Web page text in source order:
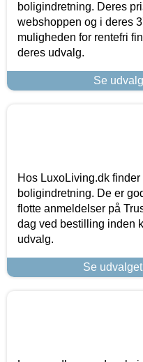
boligindretning. Deres
webshoppen og i deres
muligheden for rentefri
deres udvalg.
Se
Hos LuxoLiving.dk
boligindretning. De er
flotte anmeldelser på
dag ved bestilling inden
udvalg.
Se